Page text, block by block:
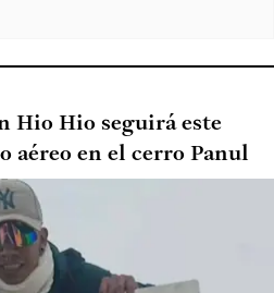
Hio Hio seguirá este
aéreo en el cerro Panul